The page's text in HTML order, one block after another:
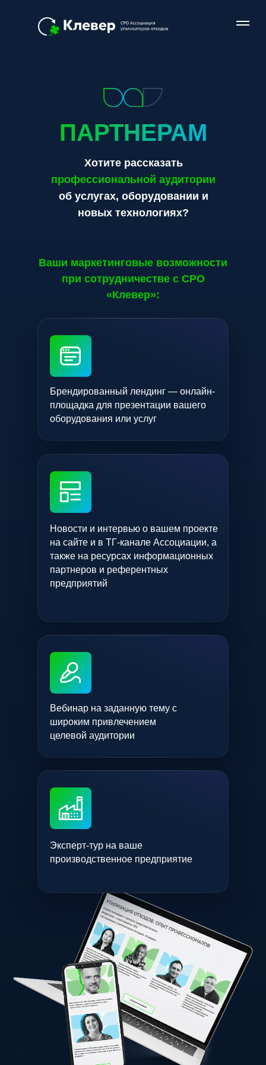
ПАРТНЕРАМ
Хотите рассказать
профессиональной аудитории
об услугах, оборудовании и
новых технологиях?
Брендированный лендинг — онлайн-
площадка для презентации вашего
оборудования или услуг
Ваши маркетинговые возможности
при сотрудничестве с СРО
«Клевер»:
Новости и интервью о вашем проекте
на сайте и в ТГ-канале Ассоциации, а
также на ресурсах информационных
партнеров и референтных
предприятий
Вебинар на заданную тему с
широким привлечением
целевой аудитории
Эксперт-тур на ваше
производственное предприятие